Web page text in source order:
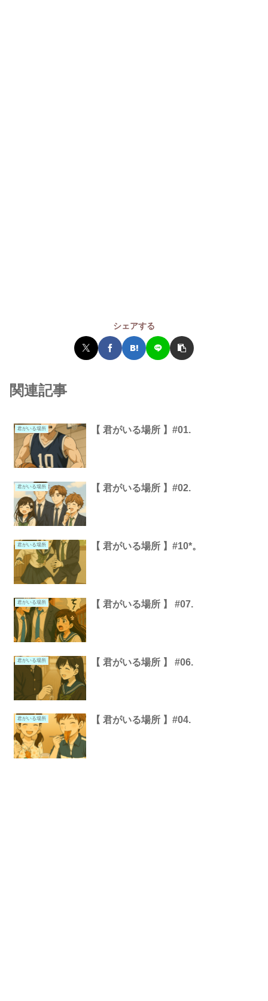
シェアする
関連記事
君がいる場所 【 君がいる場所 】#01.
君がいる場所 【 君がいる場所 】#02.
君がいる場所 【 君がいる場所 】#10*。
君がいる場所 【 君がいる場所 】 #07.
君がいる場所 【 君がいる場所 】 #06.
君がいる場所 【 君がいる場所 】#04.